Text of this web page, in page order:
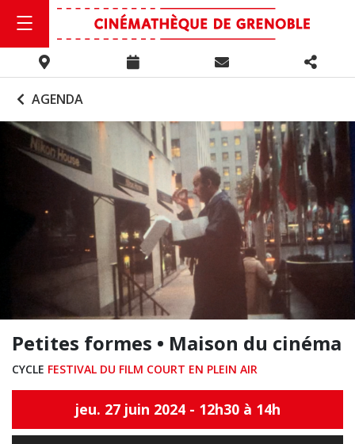
AGENDA
Petites formes • Maison du cinéma
CYCLE FESTIVAL DU FILM COURT EN PLEIN AIR
jeu. 27 juin 2024 - 12h30 à 14h